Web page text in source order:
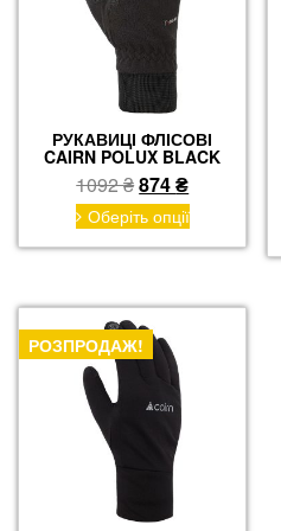
РУКАВИЦІ ФЛІСОВІ
CAIRN POLUX BLACK
1092₴Оригінальна
ціна:
1092 ₴.
874₴Поточна
ціна:
874 ₴.
Оберіть опціїЦей
товар
має
варіантів.
РОЗПРОДАЖ!